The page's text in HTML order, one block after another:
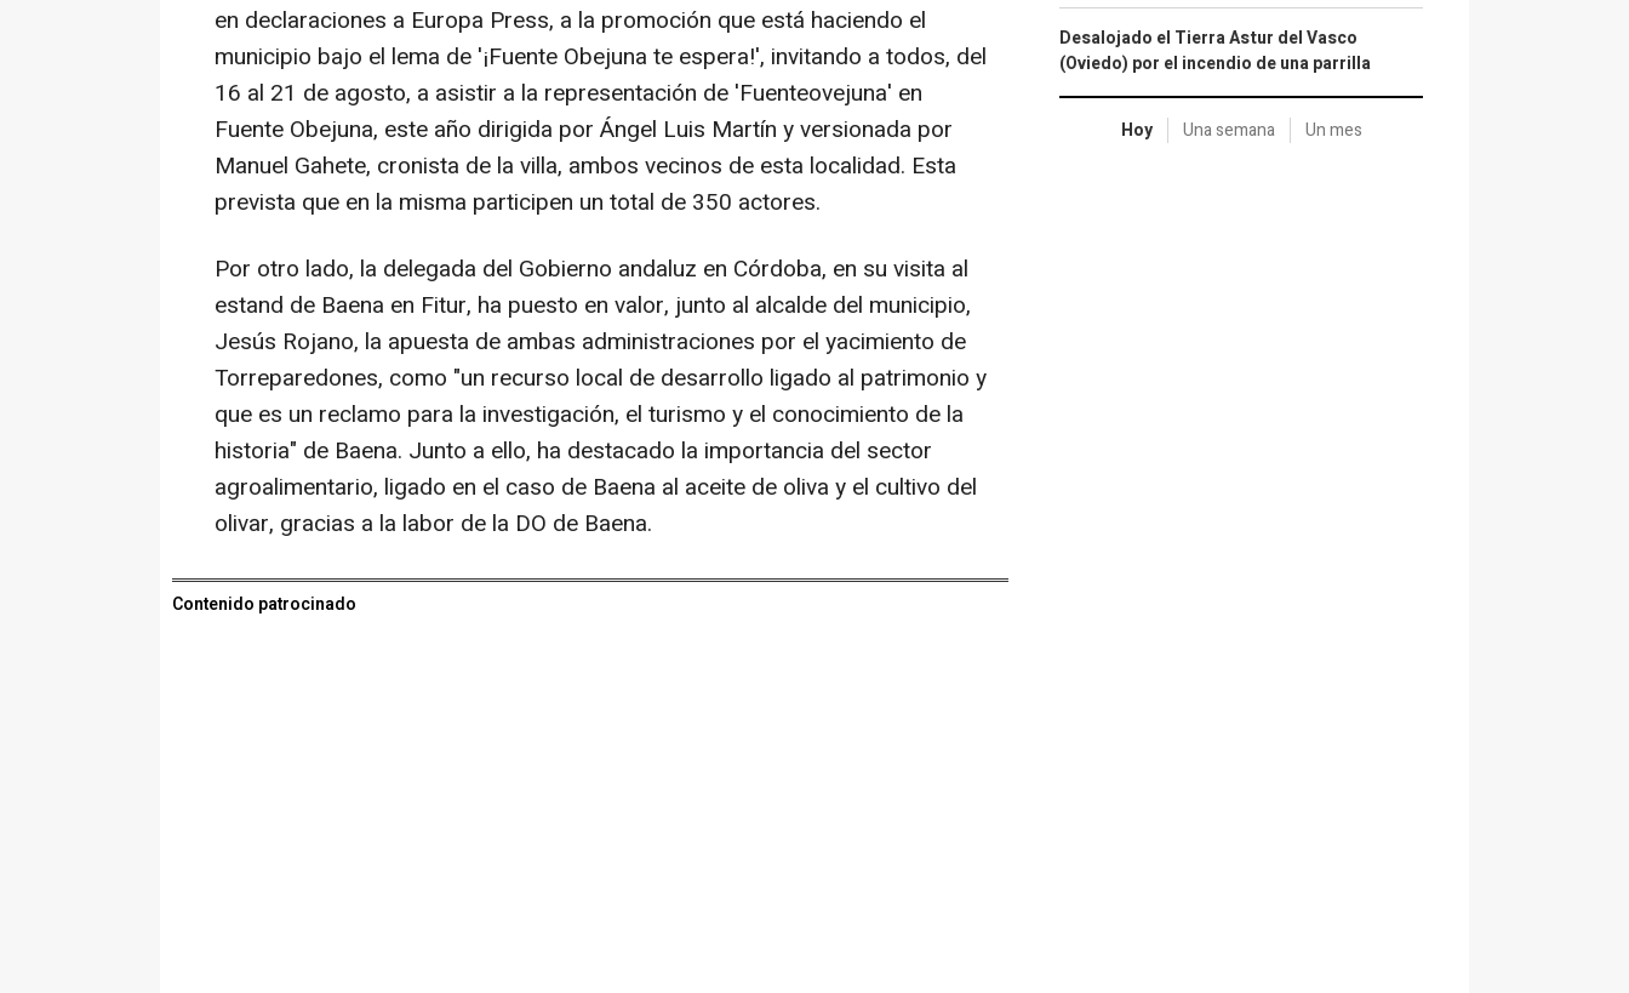
en declaraciones a Europa Press, a la promoción que está haciendo el
municipio bajo el lema de '¡Fuente Obejuna te espera!', invitando a todos, del
16 al 21 de agosto, a asistir a la representación de 'Fuenteovejuna' en
Fuente Obejuna, este año dirigida por Ángel Luis Martín y versionada por
Manuel Gahete, cronista de la villa, ambos vecinos de esta localidad. Esta
prevista que en la misma participen un total de 350 actores.
Por otro lado, la delegada del Gobierno andaluz en Córdoba, en su visita al
estand de Baena en Fitur, ha puesto en valor, junto al alcalde del municipio,
Jesús Rojano, la apuesta de ambas administraciones por el yacimiento de
Torreparedones, como "un recurso local de desarrollo ligado al patrimonio y
que es un reclamo para la investigación, el turismo y el conocimiento de la
historia" de Baena. Junto a ello, ha destacado la importancia del sector
agroalimentario, ligado en el caso de Baena al aceite de oliva y el cultivo del
olivar, gracias a la labor de la DO de Baena.
Contenido patrocinado
Desalojado el Tierra Astur del Vasco
(Oviedo) por el incendio de una parrilla
Hoy Una semana Un mes